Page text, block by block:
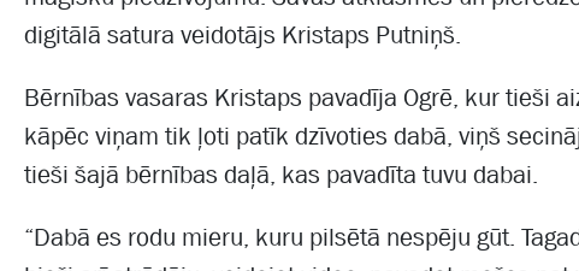
digitālā satura veidotājs Kristaps Putniņš.
Bērnības vasaras Kristaps pavadīja Ogrē, kur tieši
kāpēc viņam tik ļoti patīk dzīvoties dabā, viņš
tieši šajā bērnības daļā, kas pavadīta tuvu dabai.
“Dabā es rodu mieru, kuru pilsētā nespēju gūt.